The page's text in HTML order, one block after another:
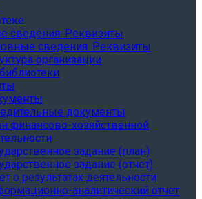
сведения. Реквизиты
сведения. Реквизиты
организации
документы
финансово-хозяйственной
задание (план)
задание (отчет)
о результатах деятельности
аналитический отчет